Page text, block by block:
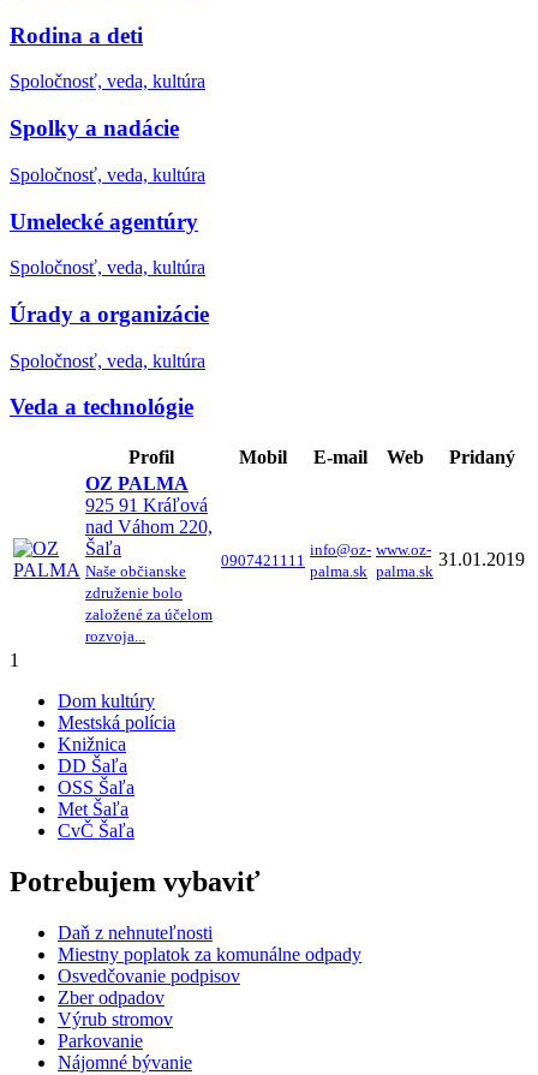
Rodina a deti
Spoločnosť, veda, kultúra
Spolky a nadácie
Spoločnosť, veda, kultúra
Umelecké agentúry
Spoločnosť, veda, kultúra
Úrady a organizácie
Spoločnosť, veda, kultúra
Veda a technológie
Profil Mobil E-mail Web
Pridaný
OZ PALMA
925 91 Kráľová
nad Váhom 220,
Šaľa
Naše občianske
združenie bolo
založené za účelom
rozvoja...
0907421111
info@oz-
palma.sk
www.oz-
palma.sk
31.01.2019
1
Dom kultúry
Mestská polícia
Knižnica
DD Šaľa
OSS Šaľa
Met Šaľa
CvČ Šaľa
Potrebujem vybaviť
Daň z nehnuteľnosti
Miestny poplatok za komunálne odpady
Osvedčovanie podpisov
Zber odpadov
Výrub stromov
Parkovanie
Nájomné bývanie